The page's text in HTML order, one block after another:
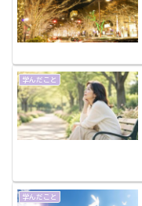
学んだこと
学んだこと